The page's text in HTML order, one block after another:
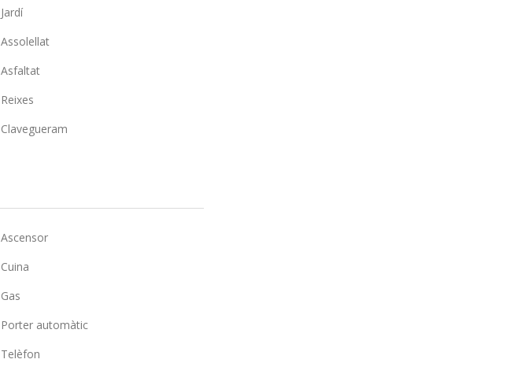
Jardí
Assolellat
Asfaltat
Reixes
Clavegueram
Ascensor
Cuina
Gas
Porter automàtic
Telèfon